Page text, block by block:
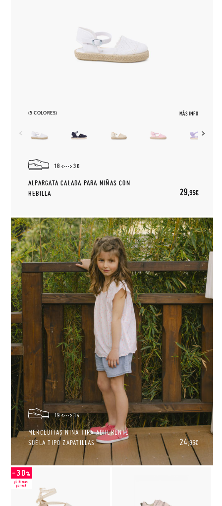
(5 COLORES) MÁS INFO
18 36
ALPARGATA CALADA PARA NIÑAS CON
HEBILLA
29,95€
19 34
MERCEDITAS NIÑA TIRA ADHERENTE
SUELA TIPO ZAPATILLAS
24,95€